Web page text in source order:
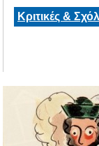
Κριτικές &